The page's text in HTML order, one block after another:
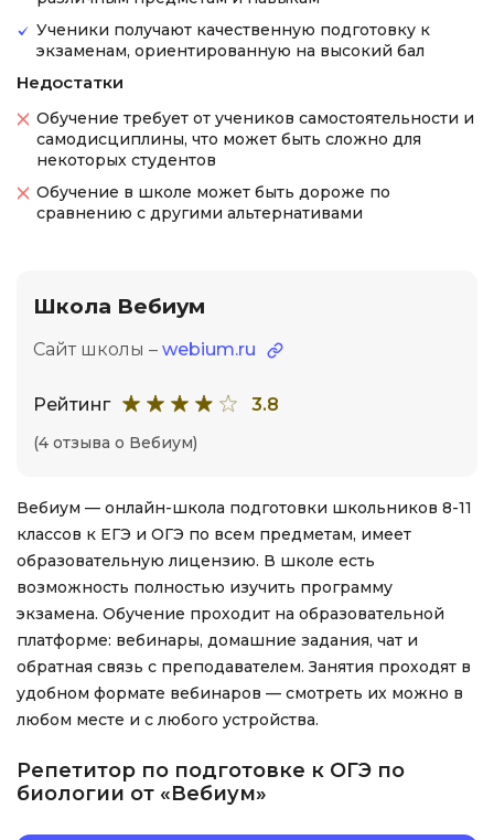
Ученики получают качественную подготовку к
экзаменам, ориентированную на высокий бал
Недостатки
Обучение требует от учеников самостоятельности и
самодисциплины, что может быть сложно для
некоторых студентов
Обучение в школе может быть дороже по
сравнению с другими альтернативами
Школа Вебиум
Сайт школы – webium.ru
Рейтинг 3.8
(4 отзыва о Вебиум)
Вебиум — онлайн-школа подготовки школьников 8-11
классов к ЕГЭ и ОГЭ по всем предметам, имеет
образовательную лицензию. В школе есть
возможность полностью изучить программу
экзамена. Обучение проходит на образовательной
платформе: вебинары, домашние задания, чат и
обратная связь с преподавателем. Занятия проходят в
удобном формате вебинаров — смотреть их можно в
любом месте и с любого устройства.
Репетитор по подготовке к ОГЭ по
биологии от «Вебиум»